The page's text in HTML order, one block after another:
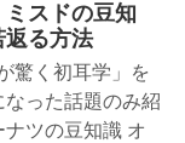
スドの豆知
返る方法
驚く初耳学」を
なった話題のみ紹
ツの豆知識 オ